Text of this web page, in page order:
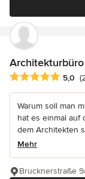
Durchschnittliche
5,0
Warum soll man
hat es einmal auf
dem Architekten
Mehr
Brucknerstraße